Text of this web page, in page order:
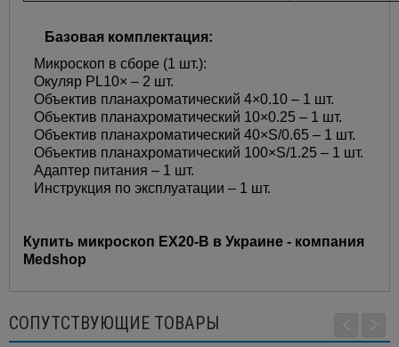
Базовая комплектация:
Микроскоп в сборе (1 шт.):
Окуляр PL10× – ​2 шт.
Объектив планахроматический 4×0.10 – ​1 шт.
Объектив планахроматический 10×0.25 – ​1 шт.
Объектив планахроматический 40×S/0.65 – ​1 шт.
Объектив планахроматический 100×S/1.25 – ​1 шт.
Адаптер питания – ​1 шт.
Инструкция по эксплуатации – ​1 шт.
Купить микроскоп EX20-B в Украине - компания
Medshop
СОПУТСТВУЮЩИЕ ТОВАРЫ